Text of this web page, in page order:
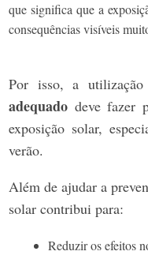
que significa que a
consequências visíveis
Por isso, a
adequado deve fazer
exposição solar,
verão.
Além de ajudar a
solar contribui para:
Reduzir os efeitos